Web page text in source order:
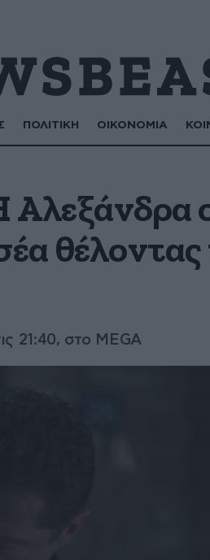
ΠΟΛΙΤΙΚΗ ΟΙΚΟΝΟΜΙΑ
θέλοντας
21:40, στο MEGA